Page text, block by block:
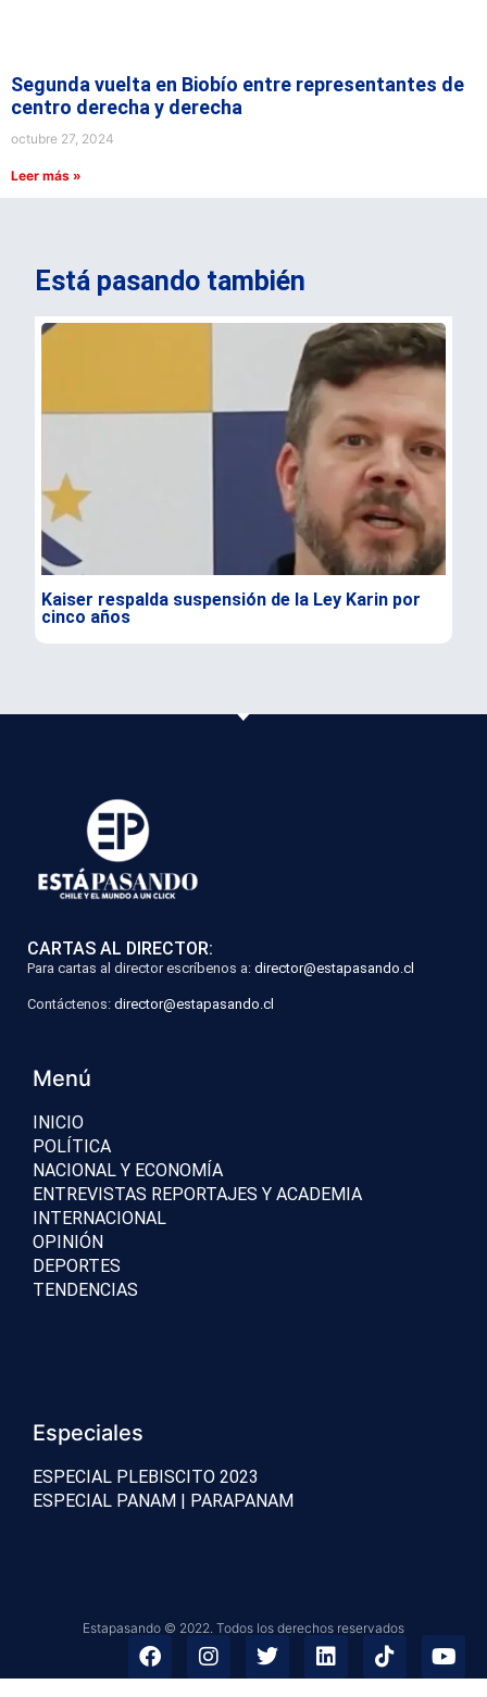
Segunda vuelta en Biobío entre representantes de
centro derecha y derecha
octubre 27, 2024
Leer más »
Está pasando también
Kaiser respalda suspensión de la Ley Karin por
cinco años
CARTAS AL DIRECTOR:
Para cartas al director escríbenos a: director@estapasando.cl
Contáctenos: director@estapasando.cl
Menú
INICIO
POLÍTICA
NACIONAL Y ECONOMÍA
ENTREVISTAS REPORTAJES Y ACADEMIA
INTERNACIONAL
OPINIÓN
DEPORTES
TENDENCIAS
Especiales
ESPECIAL PLEBISCITO 2023
ESPECIAL PANAM | PARAPANAM
Estapasando © 2022. Todos los derechos reservados